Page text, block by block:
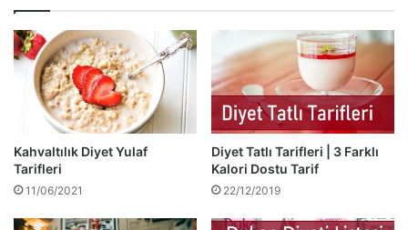
Kahvaltılık Diyet Yulaf
Tarifleri
11/06/2021
Diyet Tatlı Tarifleri | 3 Farklı
Kalori Dostu Tarif
22/12/2019